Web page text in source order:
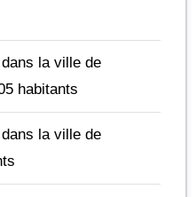
la ville de
habitants
la ville de